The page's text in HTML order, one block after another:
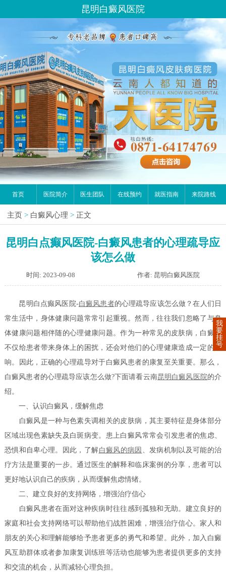
昆明白癜风医院
首页 医院简介 医生团队 在线预约 就医指南 来院路线
主页 > 白癜风心理 > 正文
昆明白点癫风医院-白癜风患者的心理疏导应
该怎么做
时间: 2023-09-08 作者: 昆明白癜风医院
昆明白点癫风医院-白癜风患者的心理疏导应该怎么做？在人们日
常生活中，身体健康问题常常引起重视。然而，往往我们忽略了与身
体健康问题相伴随的心理健康问题。作为一种常见的皮肤病，白癜风
不仅给患者带来身体上的困扰，还会对他们的心理健康造成一定的影
响。因此，正确的心理疏导对于白癜风患者的康复至关重要。那么，
白癜风患者的心理疏导应该怎么做?下面请看云南昆明白癜风医院的介
绍。
一、认识白癜风，缓解焦虑
白癜风是一种与色素失调相关的皮肤病，其主要特征是身体部分
区域出现色素缺失及白斑病变。患上白癜风常常会引发患者的焦虑、
恐惧和自卑心理。因此，了解白癜风的病因 、发病机制以及可能的治
疗方法是重要的一步。通过医生的解释和临床案例的分享，患者可以
更好地认识自己的疾病，从而缓解焦虑情绪。
二、建立良好的支持网络，增强治疗信心
白癜风患者在面对这种疾病时往往感到孤独和无助。建立良好的
家庭和社会支持网络可以帮助他们战胜困难，增强治疗信心。家人和
朋友的关心和理解能够给予患者更多的勇气和希望。此外，加入白癜
风互助群体或者参加康复训练班等活动也能够为患者提供更多的支持
和交流的机会，从而减轻心理负担。
我
要
挂
号